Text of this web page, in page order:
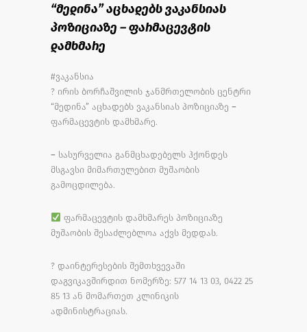
“მედინა” აცხადებს ვაკანსიას
პოზიციაზე – ფარმაცევტის
დამხმარე
#ვაკანსია
? ირის ბორჩაშვილის ჯანმრთელობის ცენტრი
“მედინა” აცხადებს ვაკანსიას პოზიციაზე –
ფარმაცევტის დამხმარე.
– სასურველია განმცხადებელს ჰქონდეს
მსგავსი მიმართულებით მუშაობის
გამოცდილება.
ფარმაცევტის დამხმარეს პოზიციაზე
მუშაობის შესაძლებლოა აქვს მედდას.
? დაინტერესების შემთხვევაში
დაგვიკავშირდით ნომერზე: 577 14 13 03, 0422 25
85 13 ან მომართეთ კლინიკის
ადმინისტრაციას.